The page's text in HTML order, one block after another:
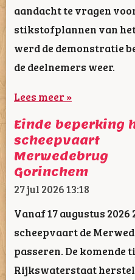
aandacht te vragen
stikstofplannen van het
werd de demonstratie
de deelnemers weer.
Lees meer »
Einde beperking
scheepvaart
Merwedebrug
Gorinchem
27 jul 202613:18
Vanaf 17 augustus 2026
scheepvaart de
passeren. De komende
Rijkswaterstaat